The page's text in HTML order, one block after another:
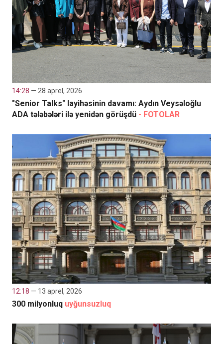
14:28 — 28 aprel, 2026
"Senior Talks" layihəsinin davamı: Aydın Veysəloğlu
ADA tələbələri ilə yenidən görüşdü - FOTOLAR
12:18 — 13 aprel, 2026
300 milyonluq uyğunsuzluq